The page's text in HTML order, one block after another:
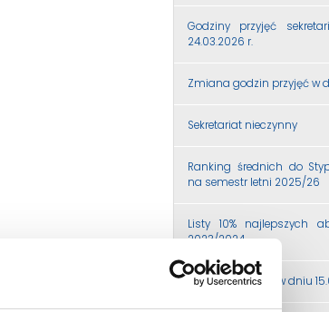
Godziny przyjęć
24.03.2026 r.
Zmiana godzin przyjęć w
Sekretariat nieczynny
Ranking średnich do
na semestr letni 2025/26
Listy 10% najlepszych
2023/2024
Godziny przyjęćź w dniu